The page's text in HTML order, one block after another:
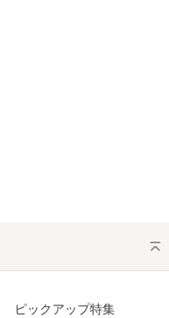
ピックアップ特集